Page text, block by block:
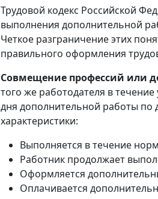
Трудовой кодекс Российской
выполнения дополнительной
Четкое разграничение этих
правильного оформления
Совмещение профессий или
того же работодателя в
дня дополнительной работы по
характеристики:
Выполняется в течение
Работник продолжает
Оформляется
Оплачивается